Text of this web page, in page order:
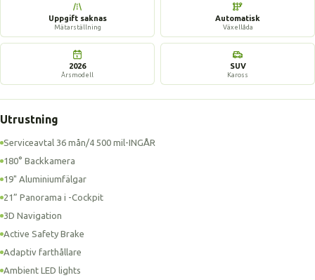
Uppgift saknas
Mätarställning
Automatisk
Växellåda
2026
Årsmodell
SUV
Kaross
Utrustning
Serviceavtal 36 mån/4 500 mil-INGÅR
180° Backkamera
19" Aluminiumfälgar
21” Panorama i -Cockpit
3D Navigation
Active Safety Brake
Adaptiv farthållare
Ambient LED lights